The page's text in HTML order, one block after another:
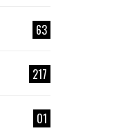
63
217
01